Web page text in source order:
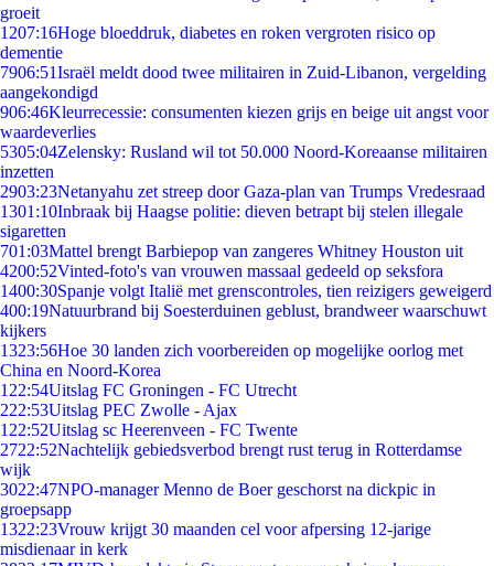
groeit
1207:16Hoge bloeddruk, diabetes en roken vergroten risico op
dementie
7906:51Israël meldt dood twee militairen in Zuid-Libanon, vergelding
aangekondigd
906:46Kleurrecessie: consumenten kiezen grijs en beige uit angst voor
waardeverlies
5305:04Zelensky: Rusland wil tot 50.000 Noord-Koreaanse militairen
inzetten
2903:23Netanyahu zet streep door Gaza-plan van Trumps Vredesraad
1301:10Inbraak bij Haagse politie: dieven betrapt bij stelen illegale
sigaretten
701:03Mattel brengt Barbiepop van zangeres Whitney Houston uit
4200:52Vinted-foto's van vrouwen massaal gedeeld op seksfora
1400:30Spanje volgt Italië met grenscontroles, tien reizigers geweigerd
400:19Natuurbrand bij Soesterduinen geblust, brandweer waarschuwt
kijkers
1323:56Hoe 30 landen zich voorbereiden op mogelijke oorlog met
China en Noord-Korea
1 22:54Uitslag FC Groningen - FC Utrecht
222:53Uitslag PEC Zwolle - Ajax
1 22:52Uitslag sc Heerenveen - FC Twente
2722:52Nachtelijk gebiedsverbod brengt rust terug in Rotterdamse
wijk
3022:47NPO-manager Menno de Boer geschorst na dickpic in
groepsapp
1322:23Vrouw krijgt 30 maanden cel voor afpersing 12-jarige
misdienaar in kerk